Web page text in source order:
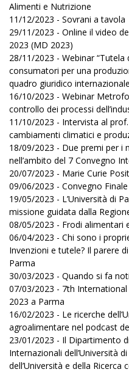
Alimenti e Nutrizione
11/12/2023 - Sovrani a tavola
29/11/2023 - Online il video
2023 (MD 2023)
28/11/2023 - Webinar
consumatori per una
quadro giuridico
16/10/2023 - Webinar
controllo dei processi
11/10/2023 - Intervista al
cambiamenti climatici e
18/09/2023 - Due premi per i
nell’ambito del 7 Convegno
20/07/2023 - Marie Curie
09/06/2023 - Convegno
19/05/2023 - L’Università di
missione guidata dalla
08/05/2023 - Frodi alimentari
06/04/2023 - Chi sono i
Invenzioni e tutele? Il parere
Parma
30/03/2023 - Quando si fa
07/03/2023 - 7th
2023 a Parma
16/02/2023 - Le ricerche
agroalimentare nel podcast
23/01/2023 - Il Dipartimento
Internazionali dell’Università
dell’Università e della Ricerca